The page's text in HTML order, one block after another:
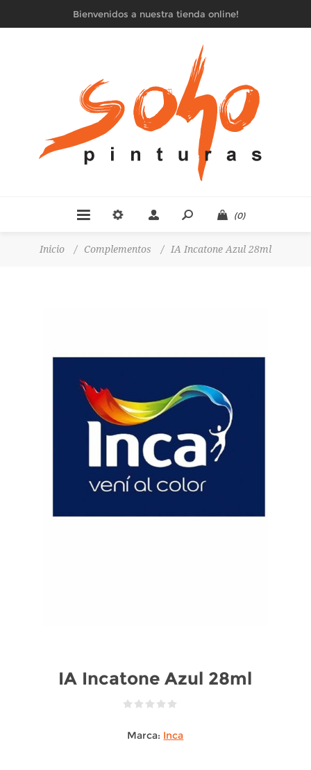
Bienvenidos a nuestra tienda online!
(0)
Inicio / Complementos / IA Incatone Azul 28ml
IA Incatone Azul 28ml
Marca: Inca